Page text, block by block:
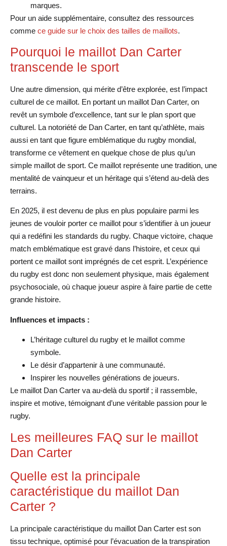
marques.
Pour un aide supplémentaire, consultez des ressources
comme ce guide sur le choix des tailles de maillots.
Pourquoi le maillot Dan Carter
transcende le sport
Une autre dimension, qui mérite d’être explorée, est l’impact
culturel de ce maillot. En portant un maillot Dan Carter, on
revêt un symbole d’excellence, tant sur le plan sport que
culturel. La notoriété de Dan Carter, en tant qu’athlète, mais
aussi en tant que figure emblématique du rugby mondial,
transforme ce vêtement en quelque chose de plus qu’un
simple maillot de sport. Ce maillot représente une tradition, une
mentalité de vainqueur et un héritage qui s’étend au-delà des
terrains.
En 2025, il est devenu de plus en plus populaire parmi les
jeunes de vouloir porter ce maillot pour s’identifier à un joueur
qui a redéfini les standards du rugby. Chaque victoire, chaque
match emblématique est gravé dans l’histoire, et ceux qui
portent ce maillot sont imprégnés de cet esprit. L’expérience
du rugby est donc non seulement physique, mais également
psychosociale, où chaque joueur aspire à faire partie de cette
grande histoire.
Influences et impacts :
L’héritage culturel du rugby et le maillot comme
symbole.
Le désir d’appartenir à une communauté.
Inspirer les nouvelles générations de joueurs.
Le maillot Dan Carter va au-delà du sportif ; il rassemble,
inspire et motive, témoignant d’une véritable passion pour le
rugby.
Les meilleures FAQ sur le maillot
Dan Carter
Quelle est la principale
caractéristique du maillot Dan
Carter ?
La principale caractéristique du maillot Dan Carter est son
tissu technique, optimisé pour l’évacuation de la transpiration